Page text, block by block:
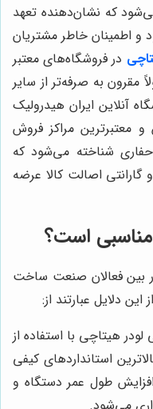
که نشان‌دهنده تعهد
و اطمینان خاطر مشتریان
در فروشگاه‌های معتبر
مقرون به صرفه‌تر از سایر
آنلاین ایران هیدرولیک
معتبرترین مراکز فروش
شناخته می‌شود که
اصالت کالا عرضه
مناسبی است؟
بین فعالان صنعت ساخت
دلایل عبارتند از:
هیتاچی با استفاده از
استانداردهای کیفی
طول عمر دستگاه و